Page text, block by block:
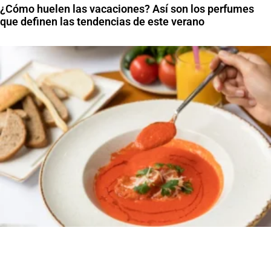
¿Cómo huelen las vacaciones? Así son los perfumes
que definen las tendencias de este verano